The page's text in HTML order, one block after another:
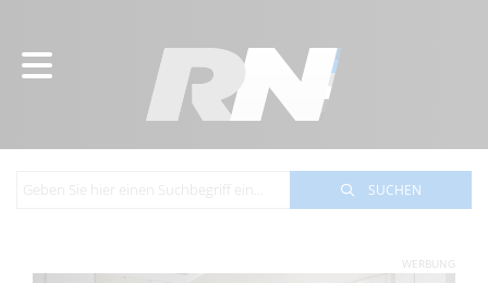
SUCHEN
WERBUNG